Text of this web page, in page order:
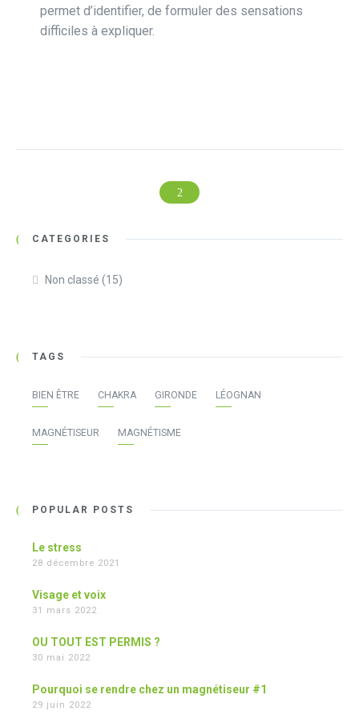
permet d’identifier, de formuler des sensations
difficiles à expliquer.
CATEGORIES
Non classé (15)
TAGS
BIEN ÊTRE CHAKRA GIRONDE LÉOGNAN
MAGNÉTISEUR MAGNÉTISME
POPULAR POSTS
Le stress
28 décembre 2021
Visage et voix
31 mars 2022
OU TOUT EST PERMIS ?
30 mai 2022
Pourquoi se rendre chez un magnétiseur #1
29 juin 2022